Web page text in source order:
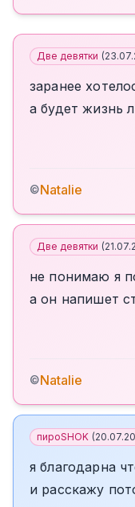
Две девятки (
заранее
а будет жизнь
©Natalie
Две девятки (
не понимаю я
а он напишет
©Natalie
пироSHOK (
я благодарна
и расскажу